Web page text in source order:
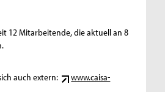
12 Mitarbeitende, die aktuell an 8
auch extern:
www.caisa-